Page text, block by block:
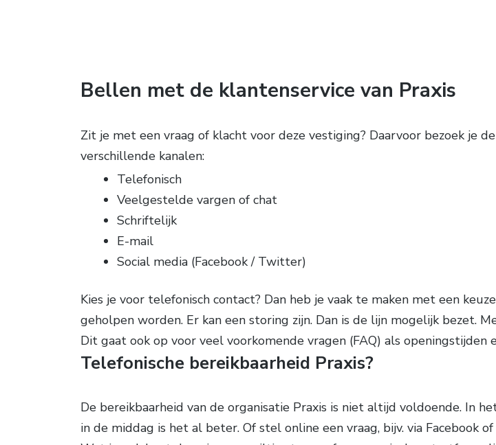
Bellen met de klantenservice van Praxis
Zit je met een vraag of klacht voor deze vestiging? Daarvoor bezoek je de
verschillende kanalen:
Telefonisch
Veelgestelde vargen of chat
Schriftelijk
E-mail
Social media (Facebook / Twitter)
Kies je voor telefonisch contact? Dan heb je vaak te maken met een
geholpen worden. Er kan een storing zijn. Dan is de lijn mogelijk bezet.
Dit gaat ook op voor veel voorkomende vragen (FAQ) als openingstijden
Telefonische bereikbaarheid Praxis?
De bereikbaarheid van de organisatie Praxis is niet altijd voldoende. In
in de middag is het al beter. Of stel online een vraag, bijv. via